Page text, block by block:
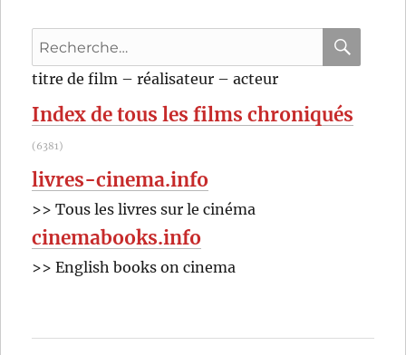
Landis
Recherche
pour
titre de film – réalisateur – acteur
Index de tous les films chroniqués
(6381)
livres-cinema.info
>> Tous les livres sur le cinéma
cinemabooks.info
>> English books on cinema